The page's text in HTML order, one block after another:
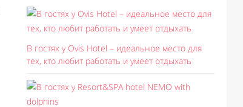
В гостях у Ovis Hotel – идеальное место для
тех, кто любит работать и умеет отдыхать